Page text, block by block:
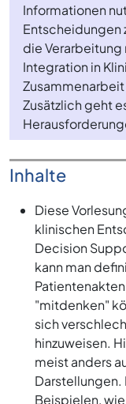
Informationen
Entscheidungen
die Verarbeitung
Integration in
Zusätzlich geht
Inhalte
Diese
klinischen
Decision
kann man
"mitdenken"
sich
hinzuweisen.
meist anders
Darstellungen.
Beispielen,